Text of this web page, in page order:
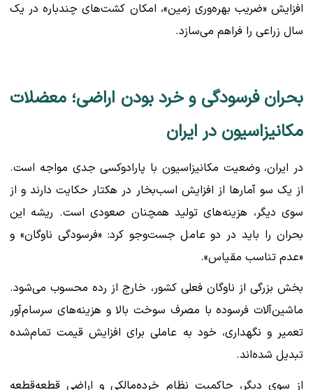
افزایش «ضریب بهره‌وری زمین»، امکان کشت‌های چندباره در یک
سال زراعی را فراهم می‌سازد.
بحران فرسودگی و خرد بودن اراضی؛ معضلات
مکانیزاسیون در ایران
در ایران، وضعیت مکانیزاسیون با پارادوکسی جدی مواجه است.
از یک سو آمارها از افزایش اسب‌بخار در هکتار حکایت دارند و از
سوی دیگر، هزینه‌های تولید همچنان صعودی است. ریشه این
بحران را باید در دو عامل جست‌وجو کرد: «فرسودگی ناوگان» و
«عدم تناسب مقیاس».
بخش بزرگی از ناوگان فعلی کشور، خارج از رده محسوب می‌شود.
ماشین‌آلات فرسوده با مصرف سوخت بالا و هزینه‌های سرسام‌آور
تعمیر و نگهداری، خود به عاملی برای افزایش قیمت تمام‌شده
تبدیل شده‌اند.
از سوی دیگر، حاکمیت نظام خرده‌مالکی و اراضی قطعه‌قطعه